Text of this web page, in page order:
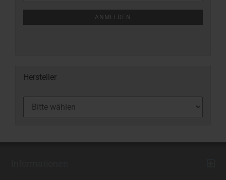
ANMELDEN
Hersteller